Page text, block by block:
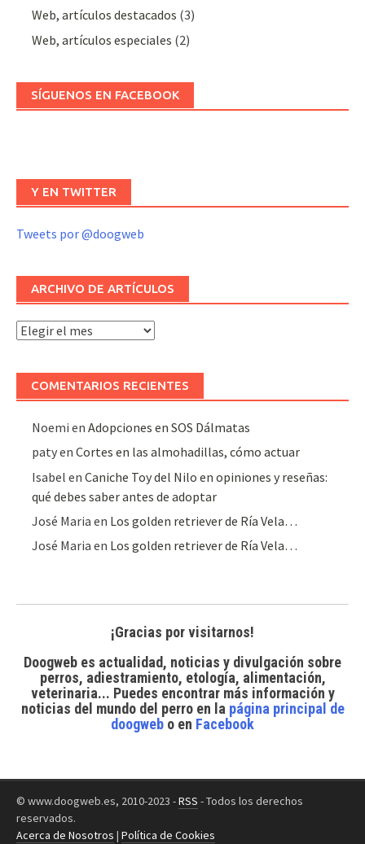
Web, artículos destacados (3)
Web, artículos especiales (2)
SÍGUENOS EN FACEBOOK
Y EN TWITTER
Tweets por @doogweb
ARCHIVO DE ARTÍCULOS
Archivo
COMENTARIOS RECIENTES
Noemi enAdopciones en SOS Dálmatas
patyenCortes en las almohadillas, cómo actuar
Isabel enCaniche Toy del Nilo en opiniones y reseñas:
qué debes saber antes de adoptar
José Maria en Los golden retriever de Ría Vela…
José Maria en Los golden retriever de Ría Vela…
¡Gracias por visitarnos!
Doogweb es actualidad, noticias y divulgación sobre
perros, adiestramiento, etología, alimentación,
veterinaria... Puedes encontrar más información y
noticias del mundo del perroen la página principal de
doogweb o en Facebook
© www.doogweb.es, 2010-2023 -RSS - Todos los derechos
reservados.
Acerca de Nosotros | Política de Cookies